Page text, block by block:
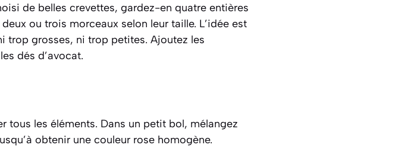
de belles crevettes, gardez-en quatre entières
ou trois morceaux selon leur taille. L’idée est
trop grosses, ni trop petites. Ajoutez les
dés d’avocat.
tous les éléments. Dans un petit bol, mélangez
obtenir une couleur rose homogène.